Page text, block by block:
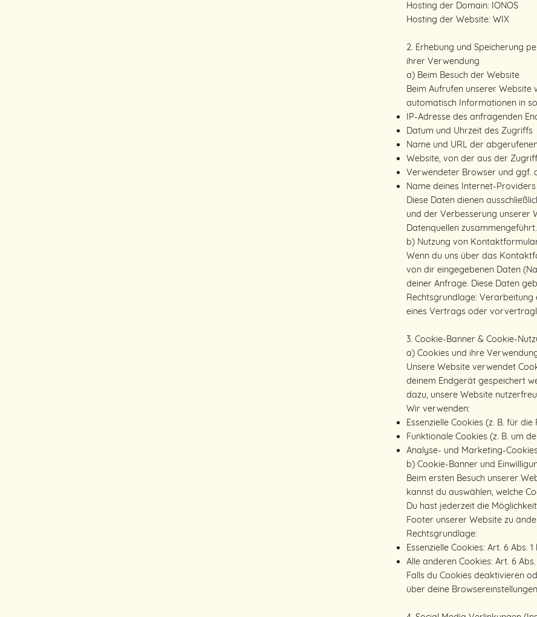
Hosting der Domain: IONOS
Hosting der Website: WIX
2. Erhebung und Speicherung
ihrer Verwendung
a) Beim Besuch der Website
Beim Aufrufen unserer
automatisch Informationen in
IP-Adresse des anfragenden
Datum und Uhrzeit des Zugriffs
Name und URL der
Website, von der aus der
Verwendeter Browser und ggf.
Name deines Internet-Providers
Diese Daten dienen
und der Verbesserung unserer
Datenquellen zusammengeführt.
b) Nutzung von
Wenn du uns über das
von dir eingegebenen Daten
deiner Anfrage. Diese Daten
Rechtsgrundlage: Verarbeitung
eines Vertrags oder
3. Cookie-Banner & Cookie-
a) Cookies und ihre
Unsere Website verwendet
deinem Endgerät gespeichert
dazu, unsere Website
Wir verwenden:
Essenzielle Cookies (z. B. für
Funktionale Cookies (z. B. um
Analyse- und Marketing-
b) Cookie-Banner und
Beim ersten Besuch unserer
kannst du auswählen, welche
Du hast jederzeit die
Footer unserer Website zu
Rechtsgrundlage:
Essenzielle Cookies: Art. 6 Abs.
Alle anderen Cookies: Art. 6
Falls du Cookies deaktivieren
über deine